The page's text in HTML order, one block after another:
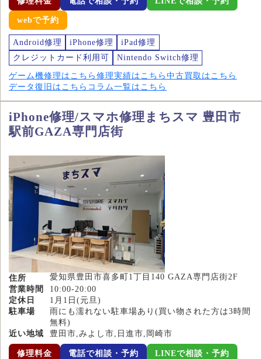
webで予約
Android修理 iPhone修理
iPad修理
クレジットカード利用可
Nintendo Switch修理
ゲーム機修理はこちら 修理実績はこちら 中古買取はこちら
データ復旧はこちら コラム一覧はこちら
iPhone修理/スマホ修理まちスマ 豊田市
駅前GAZA専門店街
住所
愛知県豊田市喜多町1丁目140 GAZA専門店街2F
営業時間
10:00-20:00
定休日
1月1日(元旦)
駐車場
雨にも濡れない駐車場あり(買い物された方は3時間
無料)
近い地域
豊田市,みよし市,日進市,岡崎市
修理料金 電話で相談・予約 LINEで相談・予約